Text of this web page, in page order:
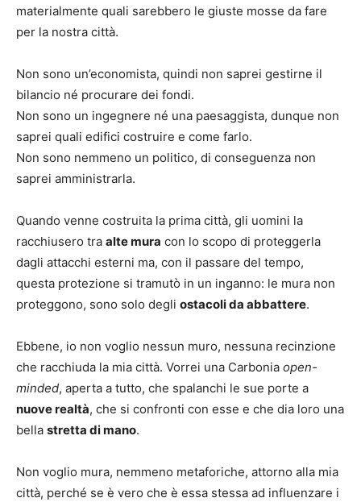
materialmente quali sarebbero le giuste mosse da fare
per la nostra città.
Non sono un’economista, quindi non saprei gestirne il
bilancio né procurare dei fondi.
Non sono un ingegnere né una paesaggista, dunque non
saprei quali edifici costruire e come farlo.
Non sono nemmeno un politico, di conseguenza non
saprei amministrarla.
Quando venne costruita la prima città, gli uomini la
racchiusero tra alte mura con lo scopo di proteggerla
dagli attacchi esterni ma, con il passare del tempo,
questa protezione si tramutò in un inganno: le mura non
proteggono, sono solo degli ostacoli da abbattere.
Ebbene, io non voglio nessun muro, nessuna recinzione
che racchiuda la mia città. Vorrei una Carbonia open-
minded, aperta a tutto, che spalanchi le sue porte a
nuove realtà, che si confronti con esse e che dia loro una
bella stretta di mano.
Non voglio mura, nemmeno metaforiche, attorno alla mia
città, perché se è vero che è essa stessa ad influenzare i